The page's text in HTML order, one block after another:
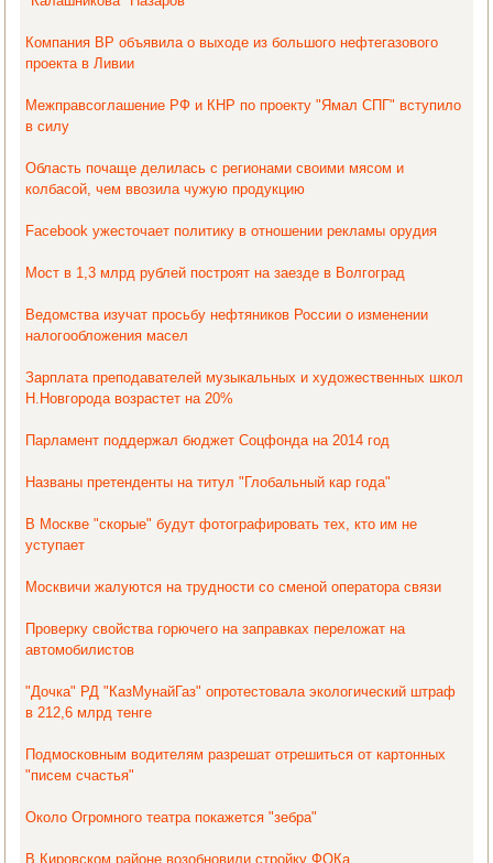
Компания ВР объявила о выходе из большого нефтегазового
проекта в Ливии
Межправсоглашение РФ и КНР по проекту "Ямал СПГ" вступило
в силу
Область почаще делилась с регионами своими мясом и
колбасой, чем ввозила чужую продукцию
Facebook ужесточает политику в отношении рекламы орудия
Мост в 1,3 млрд рублей построят на заезде в Волгоград
Ведомства изучат просьбу нефтяников России о изменении
налогообложения масел
Зарплата преподавателей музыкальных и художественных школ
Н.Новгорода возрастет на 20%
Парламент поддержал бюджет Соцфонда на 2014 год
Названы претенденты на титул "Глобальный кар года"
В Москве "скорые" будут фотографировать тех, кто им не
уступает
Москвичи жалуются на трудности со сменой оператора связи
Проверку свойства горючего на заправках переложат на
автомобилистов
"Дочка" РД "КазМунайГаз" опротестовала экологический штраф
в 212,6 млрд тенге
Подмосковным водителям разрешат отрешиться от картонных
"писем счастья"
Около Огромного театра покажется "зебра"
В Кировском районе возобновили стройку ФОКа